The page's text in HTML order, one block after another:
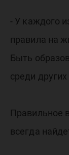
- У каждого
правила на
Быть
среди
Правильное
всегда